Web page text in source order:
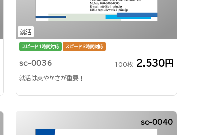
就活
スピード1時間対応 スピード3時間対応
sc-0036 100枚 2,530円
就活は爽やかさが重要！
sc-0040